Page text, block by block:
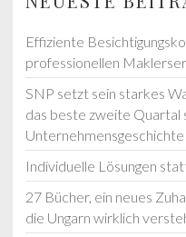
Effiziente
professionellen
SNP setzt sein starkes
das beste zweite Quartal
Unternehmensgeschichte
Individuelle Lösungen
27 Bücher, ein neues
die Ungarn wirklich